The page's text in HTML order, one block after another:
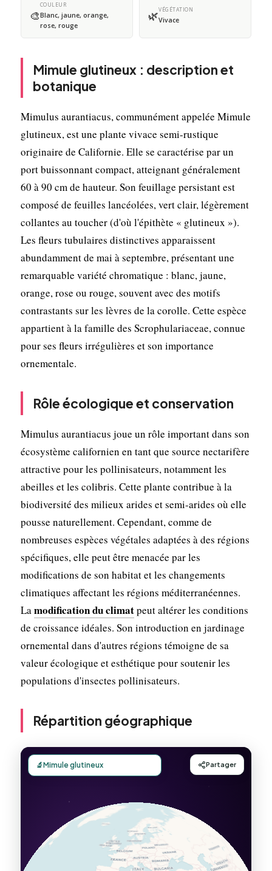
🎨
COULEUR
Blanc, jaune, orange,
rose, rouge
🌿VÉGÉTATION
Vivace
Mimule glutineux : description et
botanique
Mimulus aurantiacus, communément appelée Mimule
glutineux, est une plante vivace semi-rustique
originaire de Californie. Elle se caractérise par un
port buissonnant compact, atteignant généralement
60 à 90 cm de hauteur. Son feuillage persistant est
composé de feuilles lancéolées, vert clair, légèrement
collantes au toucher (d'où l'épithète « glutineux »).
Les fleurs tubulaires distinctives apparaissent
abundamment de mai à septembre, présentant une
remarquable variété chromatique : blanc, jaune,
orange, rose ou rouge, souvent avec des motifs
contrastants sur les lèvres de la corolle. Cette espèce
appartient à la famille des Scrophulariaceae, connue
pour ses fleurs irrégulières et son importance
ornementale.
Rôle écologique et conservation
Mimulus aurantiacus joue un rôle important dans son
écosystème californien en tant que source nectarifère
attractive pour les pollinisateurs, notamment les
abeilles et les colibris. Cette plante contribue à la
biodiversité des milieux arides et semi-arides où elle
pousse naturellement. Cependant, comme de
nombreuses espèces végétales adaptées à des régions
spécifiques, elle peut être menacée par les
modifications de son habitat et les changements
climatiques affectant les régions méditerranéennes.
Lamodification du climatpeut altérer les conditions
de croissance idéales. Son introduction en jardinage
ornemental dans d'autres régions témoigne de sa
valeur écologique et esthétique pour soutenir les
populations d'insectes pollinisateurs.
Répartition géographique